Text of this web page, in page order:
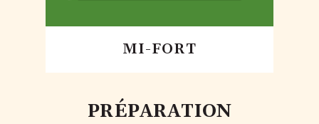
MI-FORT
PRÉPARATION